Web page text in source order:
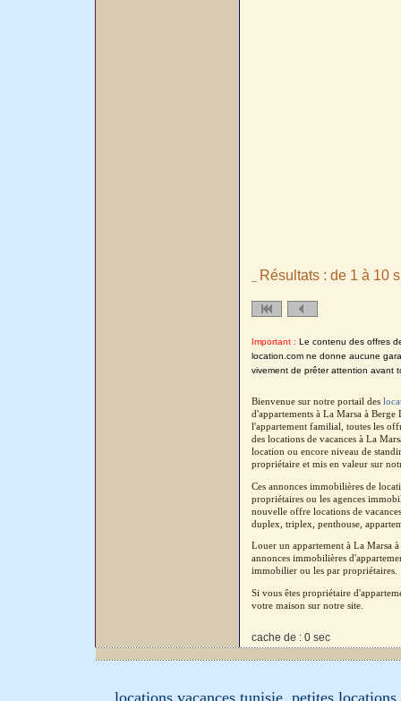
Résultats : de 1 à 10
Important : Le contenu des offres
location.com ne donne aucune
vivement de prêter attention avant
Bienvenue sur notre portail des
d'appartements à La Marsa à
l'appartement familial, toutes les
des locations de vacances à La
location ou encore niveau de
propriétaire et mis en valeur sur
Ces annonces immobilières de
propriétaires ou les agences
nouvelle offre locations de
duplex, triplex, penthouse,
Louer un appartement à La Marsa
annonces immobilières
immobilier ou les par propriétaires.
Si vous êtes propriétaire
votre maison sur notre site.
cache de : 0 sec
locations vacances tunisie, petites